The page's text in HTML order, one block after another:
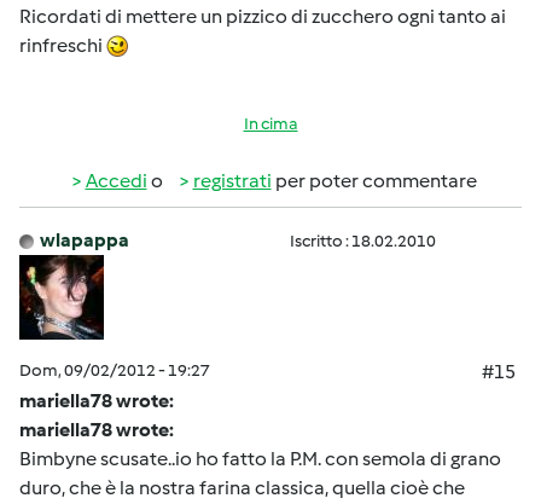
Ricordati di mettere un pizzico di zucchero ogni tanto ai
rinfreschi
In cima
Accedi o registrati per poter commentare
wlapappa Iscritto : 18.02.2010
Dom, 09/02/2012 - 19:27
#15
mariella78 wrote:
mariella78 wrote:
Bimbyne scusate..io ho fatto la P.M. con semola di grano
duro, che è la nostra farina classica, quella cioè che